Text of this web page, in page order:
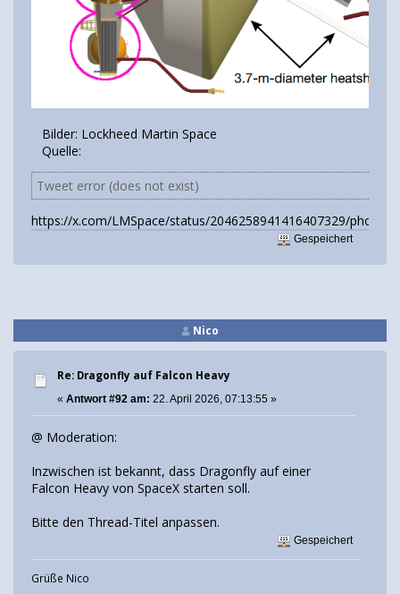
Bilder: Lockheed Martin Space
Quelle:
Tweet error (does not exist)
https://x.com/LMSpace/status/2046258941416407329/photo/4
Gespeichert
Nico
Re: Dragonfly auf Falcon Heavy
« Antwort #92 am: 22. April 2026, 07:13:55 »
@ Moderation:
Inzwischen ist bekannt, dass Dragonfly auf einer
Falcon Heavy von SpaceX starten soll.
Bitte den Thread-Titel anpassen.
Gespeichert
Grüße Nico